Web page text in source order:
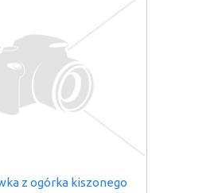
z ogórka kiszonego